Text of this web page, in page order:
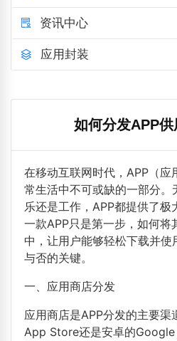
资讯中心
应用封装
如何分发APP供
在移动互联网时代，APP（应
常生活中不可或缺的一部分。
乐还是工作，APP都提供了极
一款APP只是第一步，如何将
中，让用户能够轻松下载并使
与否的关键。
一、应用商店分发
应用商店是APP分发的主要渠
App Store还是安卓的